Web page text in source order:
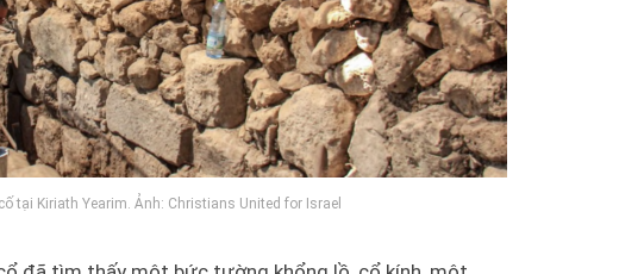
tại Kiriath Yearim. Ảnh: Christians United for Israel